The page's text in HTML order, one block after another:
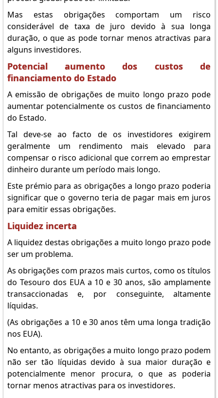
Mas estas obrigações comportam um risco
considerável de taxa de juro devido à sua longa
duração, o que as pode tornar menos atractivas para
alguns investidores.
Potencial aumento dos custos de
financiamento do Estado
A emissão de obrigações de muito longo prazo pode
aumentar potencialmente os custos de financiamento
do Estado.
Tal deve-se ao facto de os investidores exigirem
geralmente um rendimento mais elevado para
compensar o risco adicional que correm ao emprestar
dinheiro durante um período mais longo.
Este prémio para as obrigações a longo prazo poderia
significar que o governo teria de pagar mais em juros
para emitir essas obrigações.
Liquidez incerta
A liquidez destas obrigações a muito longo prazo pode
ser um problema.
As obrigações com prazos mais curtos, como os títulos
do Tesouro dos EUA a 10 e 30 anos, são amplamente
transaccionadas e, por conseguinte, altamente
líquidas.
(As obrigações a 10 e 30 anos têm uma longa tradição
nos EUA).
No entanto, as obrigações a muito longo prazo podem
não ser tão líquidas devido à sua maior duração e
potencialmente menor procura, o que as poderia
tornar menos atractivas para os investidores.